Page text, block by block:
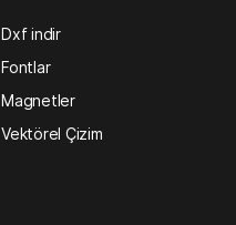
Dxf indir
Fontlar
Magnetler
Vektörel Çizim